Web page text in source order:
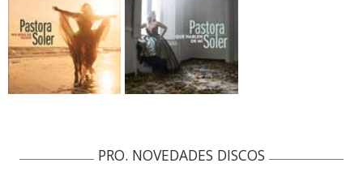
PRO. NOVEDADES DISCOS